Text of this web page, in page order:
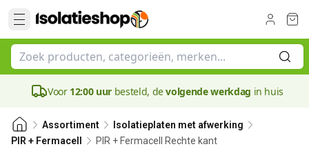
Voor 12:00 uur besteld, devolgende werkdag in huis
Assortiment
Isolatieplaten met afwerking
PIR + Fermacell
PIR + Fermacell Rechte kant